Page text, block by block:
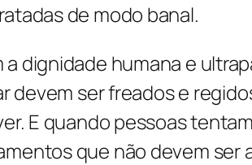
de modo banal.
a dignidade humana e
devem ser freados e
E quando pessoas
que não devem ser